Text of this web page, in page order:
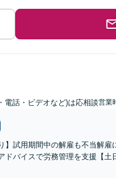
電話・ビデオなど)は応相談営業
】試用期間中の解雇も不当解
ドバイスで労務管理を支援【